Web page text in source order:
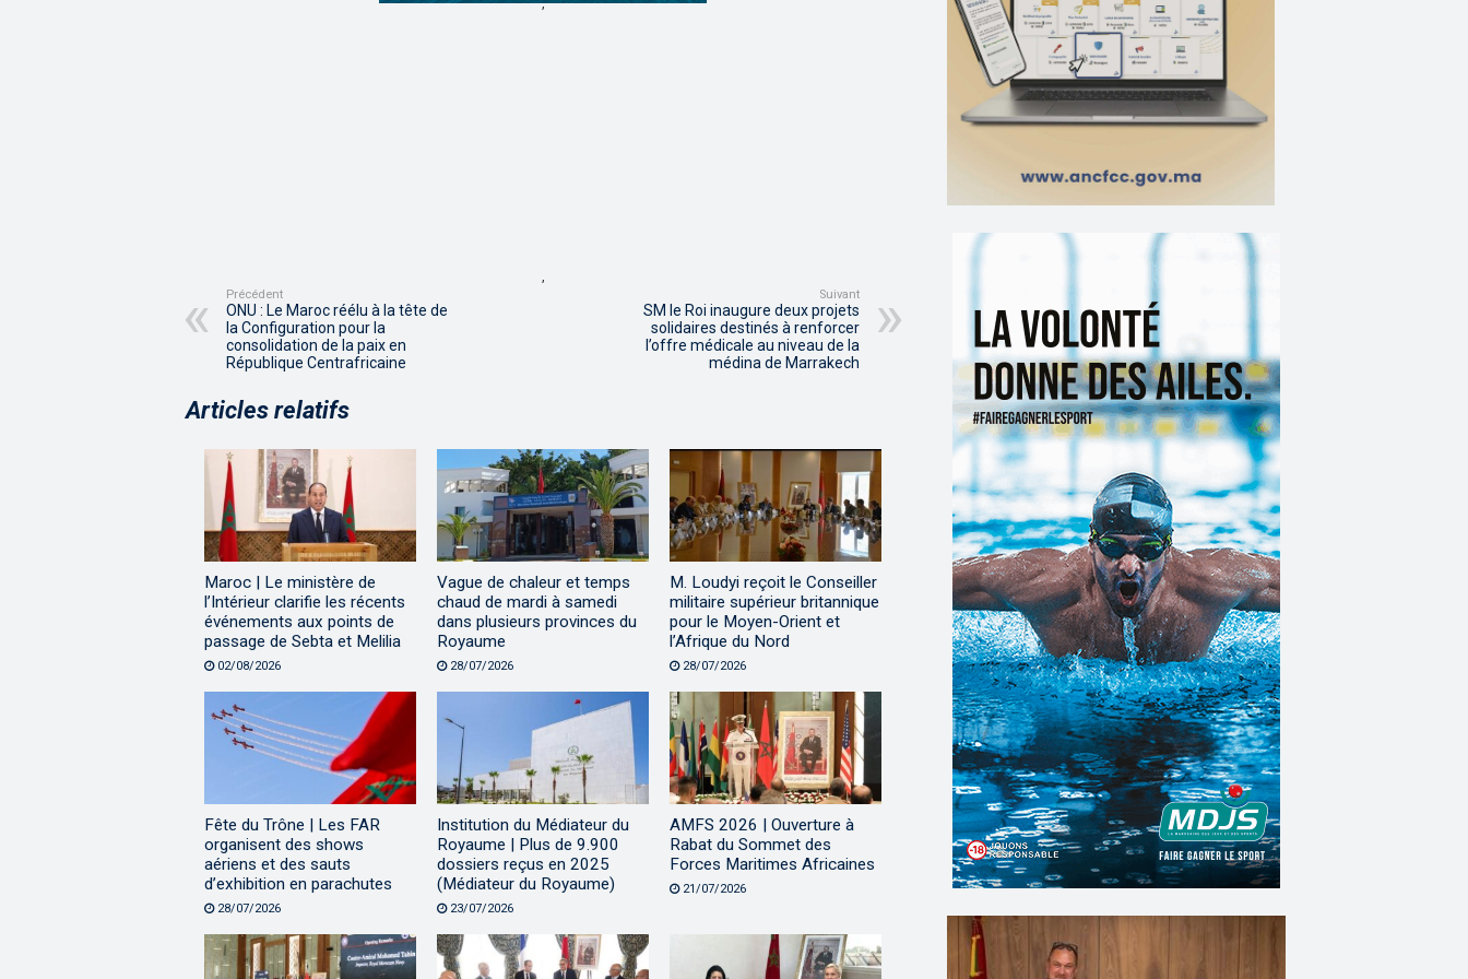
Précédent
ONU : Le Maroc réélu à la tête de
la Configuration pour la
consolidation de la paix en
République Centrafricaine
Suivant
SM le Roi inaugure deux projets
solidaires destinés à renforcer
l’offre médicale au niveau de la
médina de Marrakech
Articles relatifs
Maroc | Le ministère de
l’Intérieur clarifie les récents
événements aux points de
passage de Sebta et Melilia
02/08/2026
Vague de chaleur et temps
chaud de mardi à samedi
dans plusieurs provinces du
Royaume
28/07/2026
M. Loudyi reçoit le Conseiller
militaire supérieur britannique
pour le Moyen-Orient et
l’Afrique du Nord
28/07/2026
Fête du Trône | Les FAR
organisent des shows
aériens et des sauts
d’exhibition en parachutes
28/07/2026
Institution du Médiateur du
Royaume | Plus de 9.900
dossiers reçus en 2025
(Médiateur du Royaume)
23/07/2026
AMFS 2026 | Ouverture à
Rabat du Sommet des
Forces Maritimes Africaines
21/07/2026